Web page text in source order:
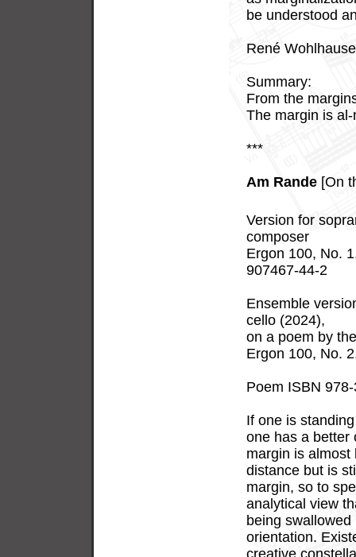
be understood
René
Summary:
From the
The margin is
***
Am Rande [On
Version for
composer
Ergon 100, No.
907467-44-2
Ensemble
cello (2024),
on a poem by
Ergon 100, No.
Poem ISBN
If one is
one has a better
margin is
distance but is
margin, so to
analytical view
being
orientation.